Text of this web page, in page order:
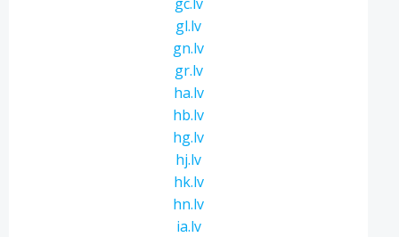
gl.lv
gn.lv
gr.lv
ha.lv
hb.lv
hg.lv
hj.lv
hk.lv
hn.lv
ia.lv